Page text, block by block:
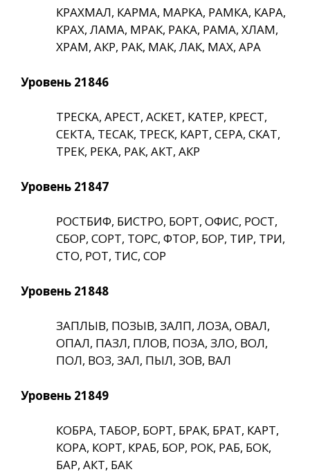
КРАХМАЛ, КАРМА, МАРКА, РАМКА, КАРА,
КРАХ, ЛАМА, МРАК, РАКА, РАМА, ХЛАМ,
ХРАМ, АКР, РАК, МАК, ЛАК, МАХ, АРА
Уровень 21846
ТРЕСКА, АРЕСТ, АСКЕТ, КАТЕР, КРЕСТ,
СЕКТА, ТЕСАК, ТРЕСК, КАРТ, СЕРА, СКАТ,
ТРЕК, РЕКА, РАК, АКТ, АКР
Уровень 21847
РОСТБИФ, БИСТРО, БОРТ, ОФИС, РОСТ,
СБОР, СОРТ, ТОРС, ФТОР, БОР, ТИР, ТРИ,
СТО, РОТ, ТИС, СОР
Уровень 21848
ЗАПЛЫВ, ПОЗЫВ, ЗАЛП, ЛОЗА, ОВАЛ,
ОПАЛ, ПАЗЛ, ПЛОВ, ПОЗА, ЗЛО, ВОЛ,
ПОЛ, ВОЗ, ЗАЛ, ПЫЛ, ЗОВ, ВАЛ
Уровень 21849
КОБРА, ТАБОР, БОРТ, БРАК, БРАТ, КАРТ,
КОРА, КОРТ, КРАБ, БОР, РОК, РАБ, БОК,
БАР, АКТ, БАК